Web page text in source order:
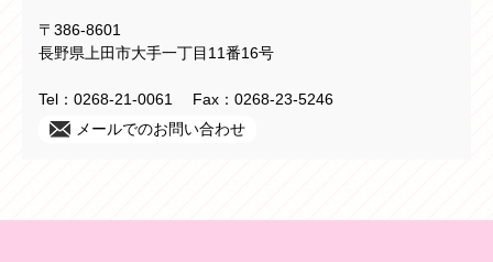
〒386-8601
長野県上田市大手一丁目11番16号
Tel：0268-21-0061
Fax：0268-23-5246
メールでのお問い合わせ